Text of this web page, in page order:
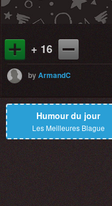
+ 16
byArmandC
Humour du jour
Les Meilleures Blague